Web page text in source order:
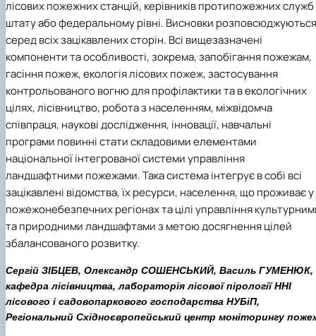
лісових пожежних станцій, керівників протипожежних служб
штату або федеральному рівні. Висновки розповсюджуються
серед всіх зацікавлених сторін. Всі вищезазначені
компоненти та особливості, зокрема, запобігання пожежам,
гасіння пожеж, екологія лісових пожеж, застосування
контрольованого вогню для профілактики та в екологічних
цілях, лісівництво, робота з населенням, міжвідомча
співпраця, наукові дослідження, інновації, навчальні
програми повинні стати складовими елементами
національної інтегрованої системи управління
ландшафтними пожежами. Така система інтегрує в собі всі
зацікавлені відомства, їх ресурси, населення, що проживає у
пожежонебезпечних регіонах та цілі управління
та природними ландшафтами з метою досягнення цілей
збалансованого розвитку.
Сергій ЗІБЦЕВ, Олександр СОШЕНСЬКИЙ, Василь ГУМЕНЮК,
кафедра лісівництва, лабораторія лісової пірології ННІ
лісового і садовопаркового господарства НУБіП,
Регіональний Східноєвропейський центр моніторингу